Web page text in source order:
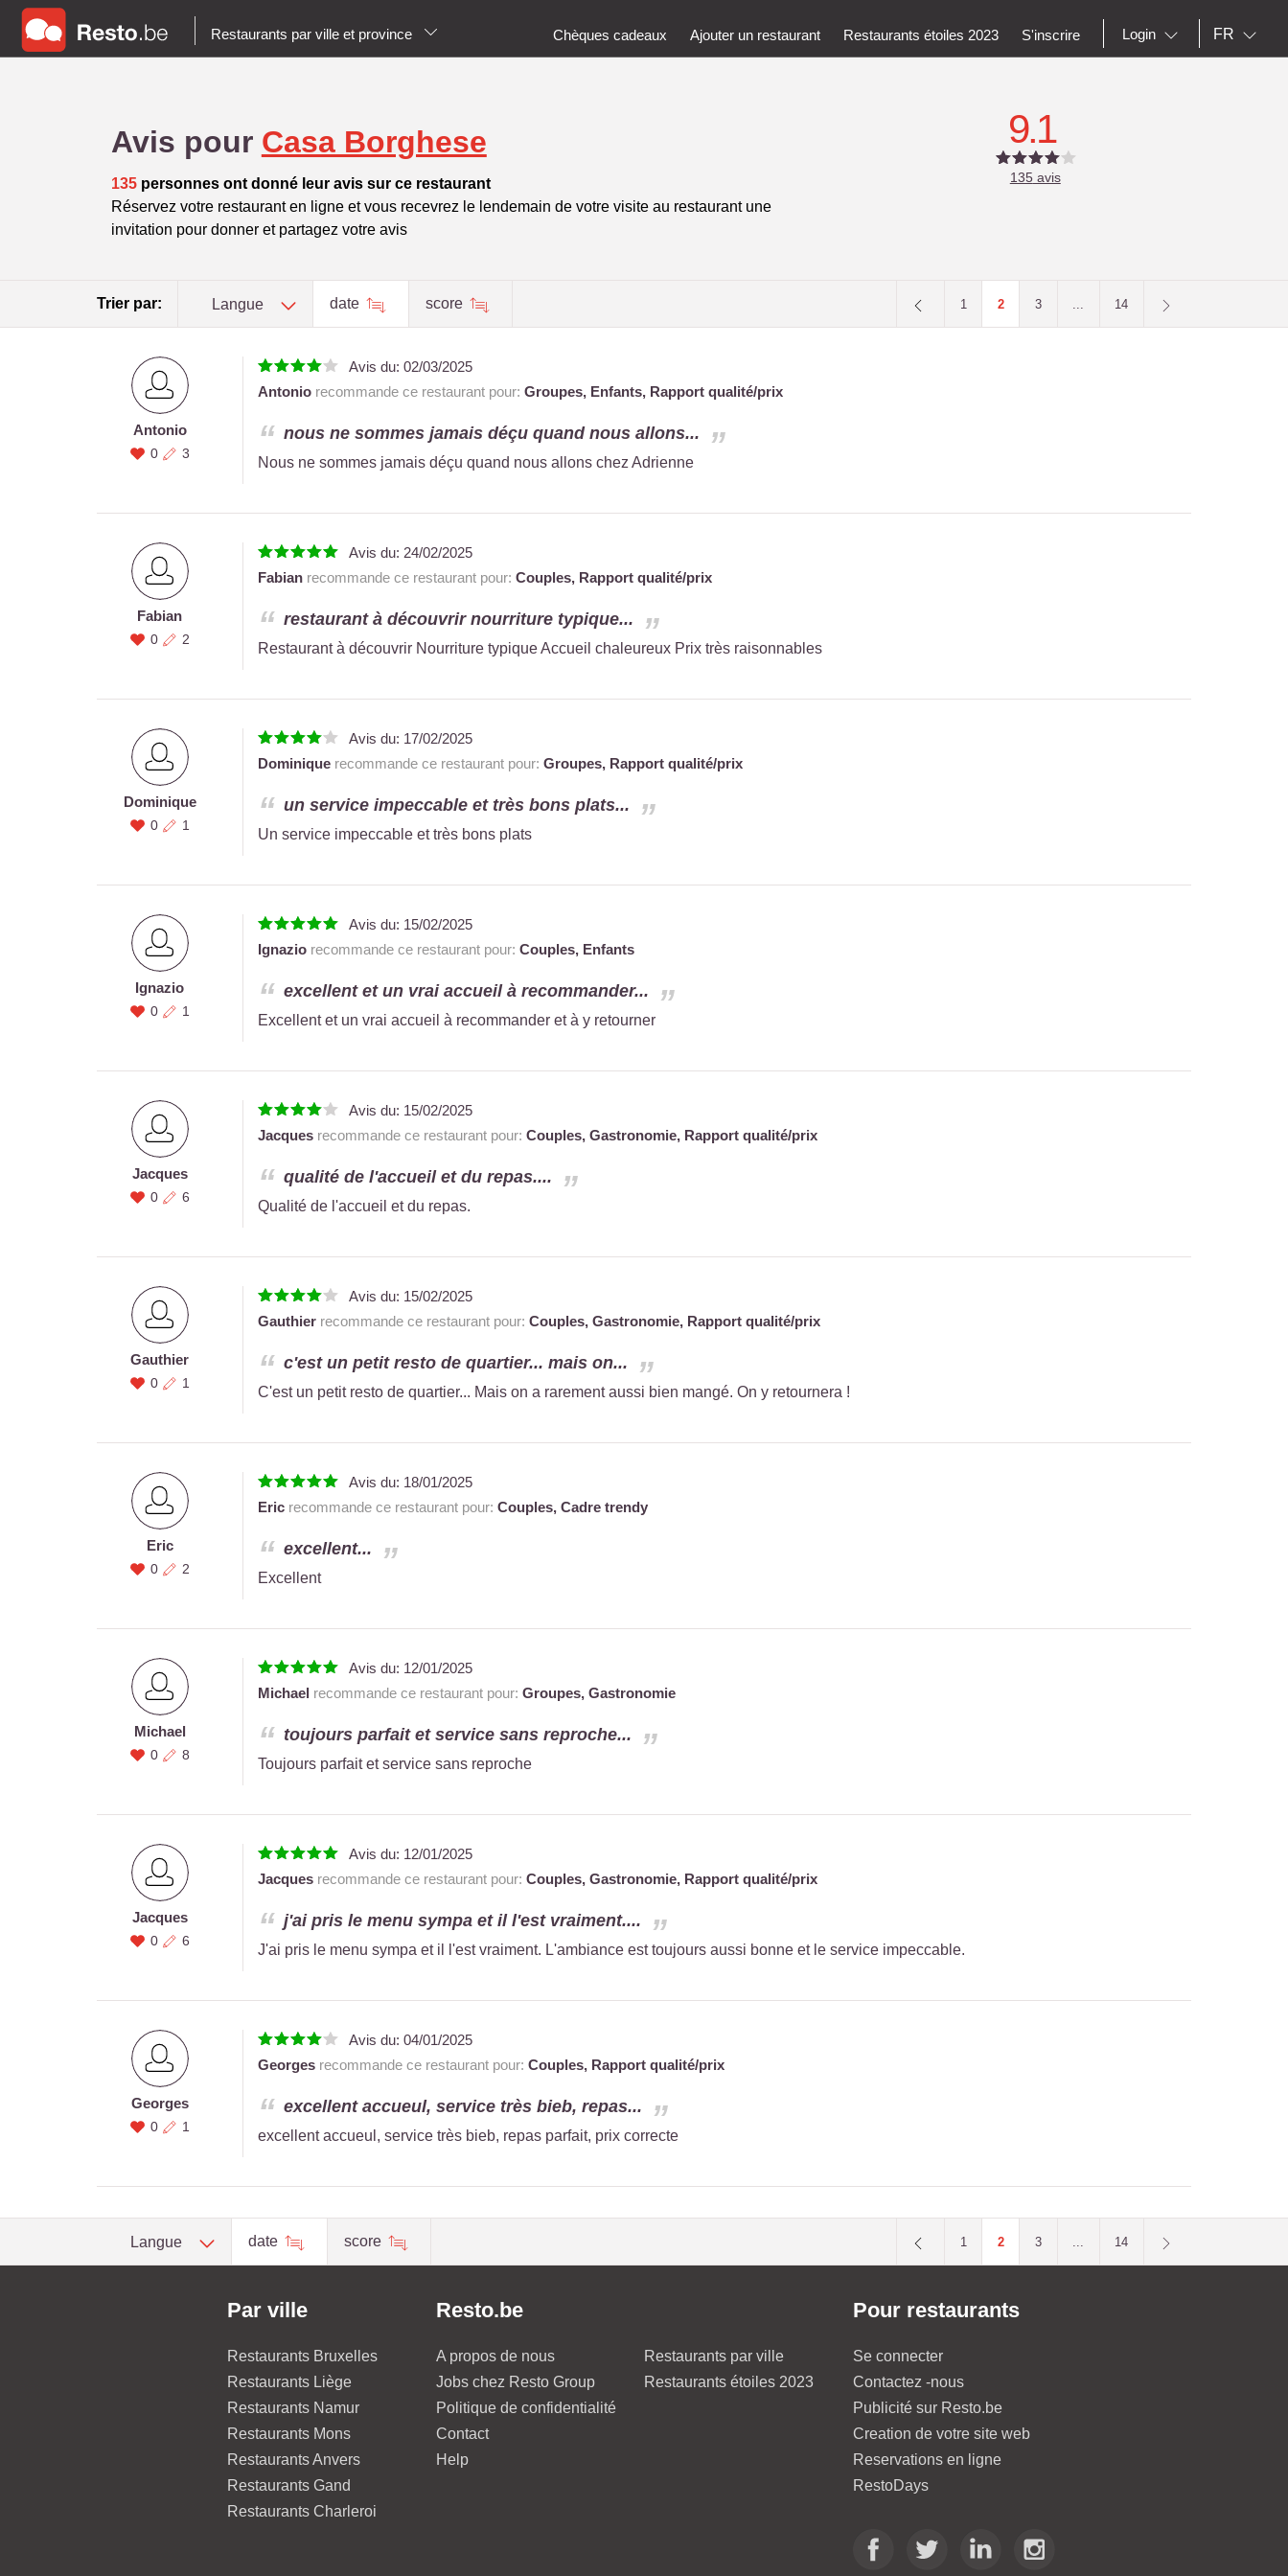
Restaurants par ville et province Chèques cadeaux Ajouter un restaurant Restaurants étoiles 2023 S'inscrire Login FR
Avis pour Casa Borghese
135personnes ont donné leur avis sur ce restaurant
Réservez votre restaurant en ligne et vous recevrez le lendemain de votre visite au restaurant une
invitation pour donner et partagez votre avis
9.1
135avis
Trier par: Langue date score 1 2 3 ... 14
Antonio
0 3
Avis du: 02/03/2025
Antoniorecommande ce restaurant pour: Groupes, Enfants, Rapport qualité/prix
nous ne sommes jamais déçu quand nous allons...
Nous ne sommes jamais déçu quand nous allons chez Adrienne
Fabian
0 2
Avis du: 24/02/2025
Fabianrecommande ce restaurant pour: Couples, Rapport qualité/prix
restaurant à découvrir nourriture typique...
Restaurant à découvrir Nourriture typique Accueil chaleureux Prix très raisonnables
Dominique
0 1
Avis du: 17/02/2025
Dominiquerecommande ce restaurant pour: Groupes, Rapport qualité/prix
un service impeccable et très bons plats...
Un service impeccable et très bons plats
Ignazio
0 1
Avis du: 15/02/2025
Ignaziorecommande ce restaurant pour: Couples, Enfants
excellent et un vrai accueil à recommander...
Excellent et un vrai accueil à recommander et à y retourner
Jacques
0 6
Avis du: 15/02/2025
Jacquesrecommande ce restaurant pour: Couples, Gastronomie, Rapport qualité/prix
qualité de l'accueil et du repas....
Qualité de l'accueil et du repas.
Gauthier
0 1
Avis du: 15/02/2025
Gauthierrecommande ce restaurant pour: Couples, Gastronomie, Rapport qualité/prix
c'est un petit resto de quartier... mais on...
C'est un petit resto de quartier... Mais on a rarement aussi bien mangé. On y retournera !
Eric
0 2
Avis du: 18/01/2025
Ericrecommande ce restaurant pour: Couples, Cadre trendy
excellent...
Excellent
Michael
0 8
Avis du: 12/01/2025
Michael recommande ce restaurant pour: Groupes, Gastronomie
toujours parfait et service sans reproche...
Toujours parfait et service sans reproche
Jacques
0 6
Avis du: 12/01/2025
Jacquesrecommande ce restaurant pour: Couples, Gastronomie, Rapport qualité/prix
j'ai pris le menu sympa et il l'est vraiment....
J'ai pris le menu sympa et il l'est vraiment. L'ambiance est toujours aussi bonne et le service impeccable.
Georges
0 1
Avis du: 04/01/2025
Georgesrecommande ce restaurant pour: Couples, Rapport qualité/prix
excellent accueul, service très bieb, repas...
excellent accueul, service très bieb, repas parfait, prix correcte
Langue date score 1 2 3 ... 14
Par ville
Restaurants Bruxelles
Restaurants Liège
Restaurants Namur
Restaurants Mons
Restaurants Anvers
Restaurants Gand
Restaurants Charleroi
Resto.be
A propos de nous
Jobs chez Resto Group
Politique de confidentialité
Contact
Help
Restaurants par ville
Restaurants étoiles 2023
Pour restaurants
Se connecter
Contactez -nous
Publicité sur Resto.be
Creation de votre site web
Reservations en ligne
RestoDays